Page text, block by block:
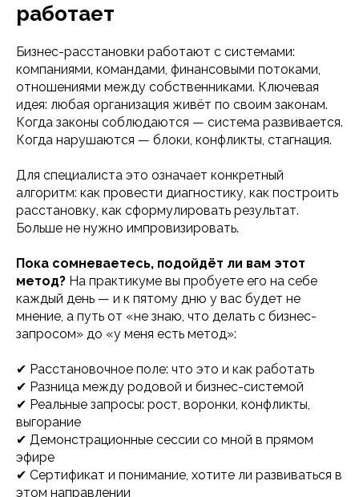
работает
Бизнес-расстановки работают с системами:
компаниями, командами, финансовыми потоками,
отношениями между собственниками. Ключевая
идея: любая организация живёт по своим законам.
Когда законы соблюдаются — система развивается.
Когда нарушаются — блоки, конфликты, стагнация.
Для специалиста это означает конкретный
алгоритм: как провести диагностику, как построить
расстановку, как сформулировать результат.
Больше не нужно импровизировать.
Пока сомневаетесь, подойдёт ли вам этот
метод? На практикуме вы пробуете его на себе
каждый день — и к пятому дню у вас будет не
мнение, а путь от «не знаю, что делать с бизнес-
запросом» до «у меня есть метод»:
✔ Расстановочное поле: что это и как работать
✔ Разница между родовой и бизнес-системой
✔ Реальные запросы: рост, воронки, конфликты,
выгорание
✔ Демонстрационные сессии со мной в прямом
эфире
✔ Сертификат и понимание, хотите ли развиваться в
этом направлении